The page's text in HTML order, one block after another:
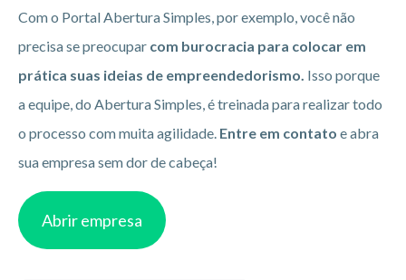
Com o Portal Abertura Simples, por exemplo, você não
precisa se preocupar com burocracia para colocar em
prática suas ideias de empreendedorismo. Isso porque
a equipe, do Abertura Simples, é treinada para realizar todo
o processo com muita agilidade. Entre em contato e abra
sua empresa sem dor de cabeça!
Abrir empresa